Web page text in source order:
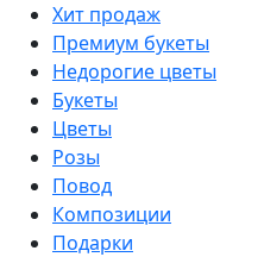
Хит продаж
Премиум букеты
Недорогие цветы
Букеты
Цветы
Розы
Повод
Композиции
Подарки